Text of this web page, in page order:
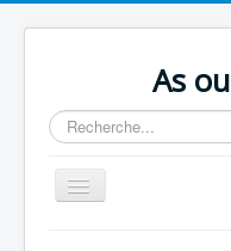
As
Rechercher
Basculer
la